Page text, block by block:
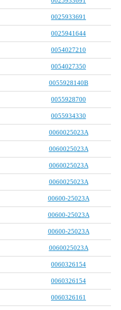
0025933691
0025941644
0054027210
0054027350
0055928140B
0055928700
0055934330
0060025023A
0060025023A
0060025023A
0060025023A
00600-25023A
00600-25023A
00600-25023A
0060025023A
0060326154
0060326154
0060326161